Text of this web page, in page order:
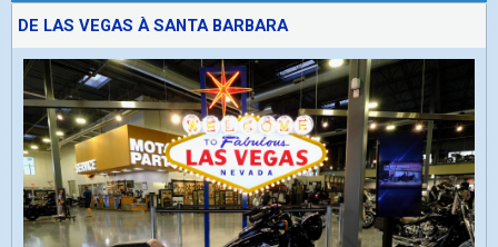
DE LAS VEGAS À SANTA BARBARA